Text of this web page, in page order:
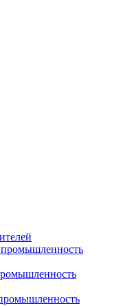
промышленность